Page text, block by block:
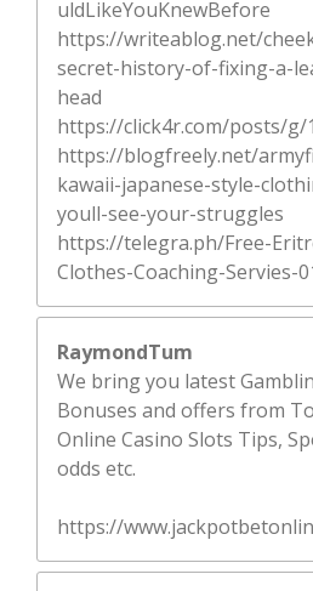
uldLikeYouKnewBefore
https://writeablog.net/
secret-history-of-fixing-a-
head
https://click4r.com/posts/g/
https://blogfreely.net/
kawaii-japanese-style-
youll-see-your-struggles
https://telegra.ph/Free-
Clothes-Coaching-Servies-
RaymondTum
We bring you latest
Bonuses and offers from
Online Casino Slots Tips,
odds etc.
https://